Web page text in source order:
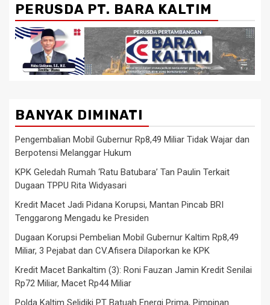
PERUSDA PT. BARA KALTIM
BANYAK DIMINATI
Pengembalian Mobil Gubernur Rp8,49 Miliar Tidak Wajar dan
Berpotensi Melanggar Hukum
KPK Geledah Rumah ‘Ratu Batubara’ Tan Paulin Terkait
Dugaan TPPU Rita Widyasari
Kredit Macet Jadi Pidana Korupsi, Mantan Pincab BRI
Tenggarong Mengadu ke Presiden
Dugaan Korupsi Pembelian Mobil Gubernur Kaltim Rp8,49
Miliar, 3 Pejabat dan CV.Afisera Dilaporkan ke KPK
Kredit Macet Bankaltim (3): Roni Fauzan Jamin Kredit Senilai
Rp72 Miliar, Macet Rp44 Miliar
Polda Kaltim Selidiki PT Batuah Energi Prima, Pimpinan